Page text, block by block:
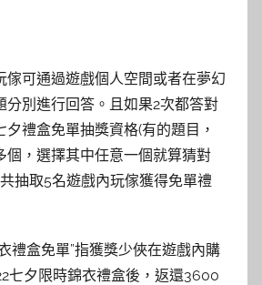
傢可通過遊戲個人空間或者在夢幻
分別進行回答。且如果2次都答對
夕禮盒免單抽獎資格(有的題目，
個，選擇其中任意一個就算猜對
抽取5名遊戲內玩傢獲得免單禮
禮盒免單”指獲獎少俠在遊戲內購
七夕限時錦衣禮盒後，返還3600